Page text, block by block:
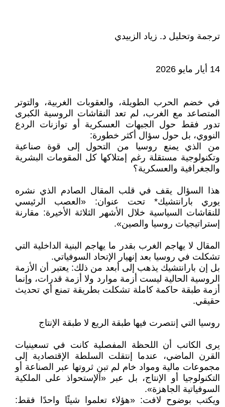
ترجمة وتحليل د. زياد الزبيدي
14 أيار مايو 2026
في خضم الحرب الطويلة، والعقوبات الغربية، والتوتر
المتصاعد مع الغرب، لم تعد النقاشات الروسية الكبرى
تدور فقط حول الجبهات العسكرية أو توازنات الردع
النووي، بل حول سؤال أكثر خطورة:
من الذي يمنع روسيا من التحول إلى قوة صناعية
وتكنولوجية مستقلة رغم إمتلاكها كل المقومات البشرية
والجغرافية والعسكرية؟
هذا السؤال يقف في قلب المقال الصادم الذي نشره
يوري بارانتشيك* تحت عنوان: «العصب الرئيسي
للنقاشات السياسية خلال الأشهر الثلاثة الأخيرة: مقارنة
إستراتيجيات روسيا والصين».
المقال لا يهاجم الغرب بقدر ما يهاجم البنية الداخلية التي
تشكلت في روسيا بعد إنهيار الإتحاد السوفياتي.
بل إن بارانتشيك يذهب إلى أبعد من ذلك: يعتبر أن الأزمة
الروسية الحالية ليست أزمة موارد ولا أزمة قدرات، وإنما
أزمة طبقة حاكمة كاملة تشكلت بطريقة تمنع أي تحديث
حقيقي.
روسيا التي إنتصرت فيها طبقة الريع لا طبقة الإنتاج
يرى الكاتب أن اللحظة المفصلية كانت في تسعينيات
القرن الماضي، عندما إنتقلت السلطة الإقتصادية إلى
مجموعات مالية ومواد خام لم تبنِ ثروتها عبر الصناعة أو
التكنولوجيا أو الإنتاج، بل عبر «الإستحواذ على الملكية
السوفياتية الجاهزة».
ويكتب بوضوح لافت: «هؤلاء تعلموا شيئًا واحدًا فقط: